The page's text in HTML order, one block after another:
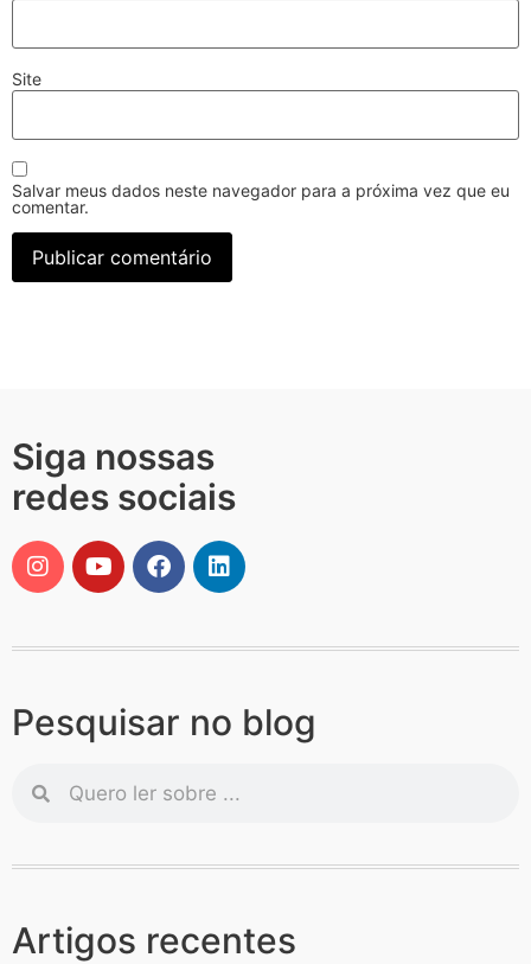
Site
Salvar meus dados neste navegador para a próxima vez que eu
comentar.
Siga nossas
redes sociais
Pesquisar no blog
Artigos recentes